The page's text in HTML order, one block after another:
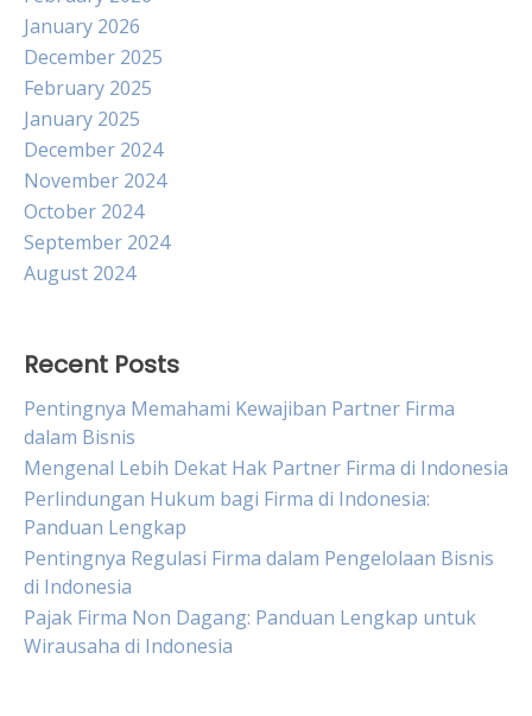
January 2026
December 2025
February 2025
January 2025
December 2024
November 2024
October 2024
September 2024
August 2024
Recent Posts
Pentingnya Memahami Kewajiban Partner Firma
dalam Bisnis
Mengenal Lebih Dekat Hak Partner Firma di Indonesia
Perlindungan Hukum bagi Firma di Indonesia:
Panduan Lengkap
Pentingnya Regulasi Firma dalam Pengelolaan Bisnis
di Indonesia
Pajak Firma Non Dagang: Panduan Lengkap untuk
Wirausaha di Indonesia